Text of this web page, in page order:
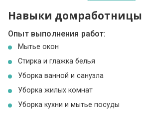
Навыки домработницы
Опыт выполнения работ:
Мытье окон
Стирка и глажка белья
Уборка ванной и санузла
Уборка жилых комнат
Уборка кухни и мытье посуды